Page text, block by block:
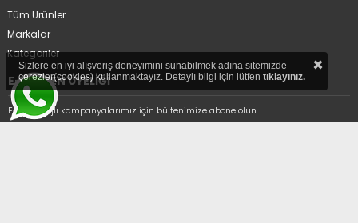
Tüm Ürünler
Markalar
Kategoriler
E-BÜLTEN ÜYELİĞİ
En avantajlı kampanyalarımız için bültenimize abone olun.
Sizlere en iyi alışveriş deneyimini sunabilmek adına sitemizde
çerezler(cookies) kullanmaktayız. Detaylı bilgi için lütfen tıklayınız. ×